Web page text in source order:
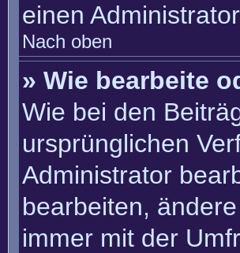
einen
Nach oben
» Wie bearbeite
Wie bei den
ursprünglichen
Administrator
bearbeiten,
immer mit der